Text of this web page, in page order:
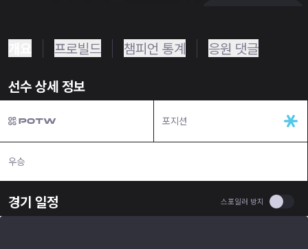
프로빌드 챔피언 통계 응원 댓글
선수 상세 정보
포지션
우승
경기 일정 스포일러 방지 Use